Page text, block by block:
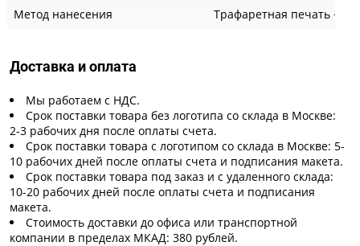
Метод нанесения
Трафаретная печать +
Доставка и оплата
Мы работаем с НДС.
Срок поставки товара без логотипа со склада в Москве:
2-3 рабочих дня после оплаты счета.
Срок поставки товара с логотипом со склада в Москве: 5-
10 рабочих дней после оплаты счета и подписания макета.
Срок поставки товара под заказ и с удаленного склада:
10-20 рабочих дней после оплаты счета и подписания
макета.
Стоимость доставки до офиса или транспортной
компании в пределах МКАД: 380 рублей.